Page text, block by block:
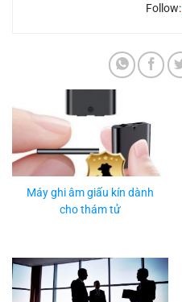
Follow:
Máy ghi âm giấu kín dành
cho thám tử